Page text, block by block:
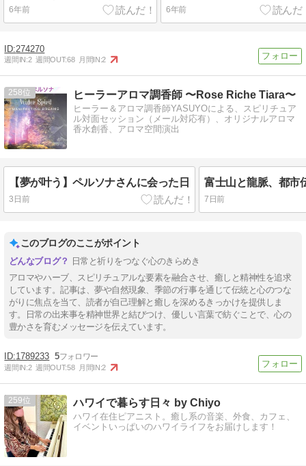
6年前 6年前
274270
週間IN:2 週間OUT:68 月間IN:2
258 ヒーラーアロマ調香師 〜Rose Riche Tiara〜
ヒーラー＆アロマ調香師YASUYOによる、スピリチュア
ル対面セッション（メール対応有）、オリジナルアロマ
香水創香、アロマ空間演出
【夢が叶う】ペルソナさんに会った日
3日前 7日前
このブログのここがポイント
日常と祈りをつなぐ心のきらめき
アロマやハーブ、スピリチュアルな要素を融合させ、癒しと精神性を追求
しています。記事は、夢や自然現象、季節の行事を通じて伝統と心のつな
がりに焦点を当て、読者が自己理解と癒しを深めるきっかけを提供しま
す。日常の出来事を精神世界と結びつけ、優しい言葉で紡ぐことで、心の
豊かさを育むメッセージを伝えています。
1789233 5
週間IN:2 週間OUT:58 月間IN:2
259 ハワイで暮らす日々 by Chiyo
ハワイ在住ピアニスト。癒し系の音楽、外食、カフェ、
イベントいっぱいのハワイライフをお届けします！